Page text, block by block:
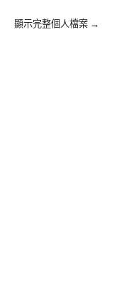
顯示完整個人檔案 →